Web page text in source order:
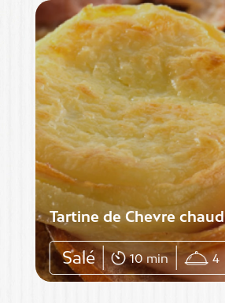
Tartine de Chevre chaud
Salé 10 min 4